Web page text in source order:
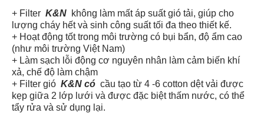
+ Filter K&N không làm mất áp suất gió tải, giúp cho
lượng cháy hết và sinh công suất tối đa theo thiết kế.
+ Hoạt động tốt trong môi trường có bụi bẩn, độ ẩm cao
(như môi trường Việt Nam)
+ Làm sạch lỗi động cơ nguyên nhân làm cảm biến khí
xả, chế độ làm chậm
+ Filter gió K&N có cầu tạo từ 4 -6 cotton dệt vải được
kẹp giữa 2 lớp lưới và được đặc biệt thấm nước, có thể
tẩy rửa và sử dụng lại.